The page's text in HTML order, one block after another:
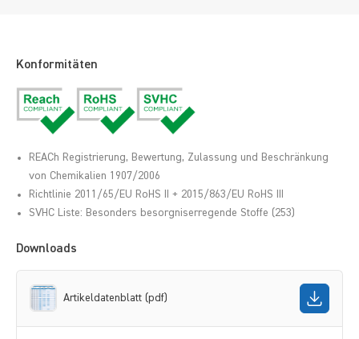
Konformitäten
REACh Registrierung, Bewertung, Zulassung und Beschränkung
von Chemikalien 1907/2006
Richtlinie 2011/65/EU RoHS II + 2015/863/EU RoHS III
SVHC Liste: Besonders besorgniserregende Stoffe (253)
Downloads
Artikeldatenblatt (pdf)